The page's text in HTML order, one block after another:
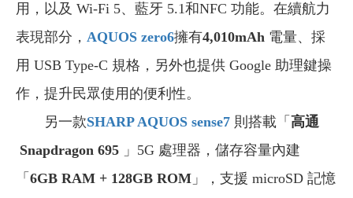
用，以及 Wi-Fi 5、藍牙 5.1和NFC 功能。在續航力
表現部分， AQUOS zero6擁有4,010mAh 電量、採
用 USB Type-C 規格，另外也提供 Google 助理鍵操
作，提升民眾使用的便利性。
另一款SHARP AQUOS sense7 則搭載「 高通
Snapdragon 695 」5G 處理器，儲存容量內建
「 6GB RAM + 128GB ROM 」，支援 microSD 記憶